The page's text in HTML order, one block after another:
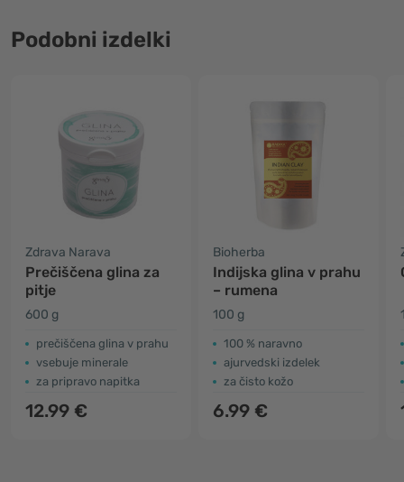
Podobni izdelki
Zdrava Narava
Prečiščena glina za
pitje
600 g
prečiščena glina v prahu
vsebuje minerale
za pripravo napitka
12.99 €
Bioherba
Indijska glina v prahu
– rumena
100 g
100 % naravno
ajurvedski izdelek
za čisto kožo
6.99 €